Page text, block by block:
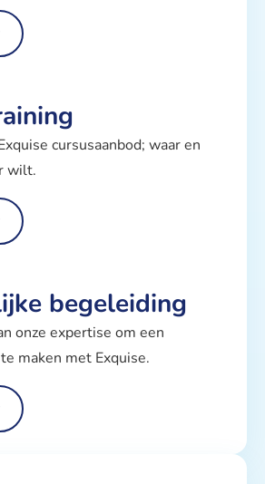
cursusaanbod; waar en
wilt.
begeleiding
onze expertise om een
maken met Exquise.